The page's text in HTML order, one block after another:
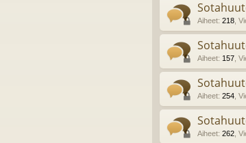
Aiheet: 218
Aiheet: 157
Aiheet: 254
Aiheet: 262